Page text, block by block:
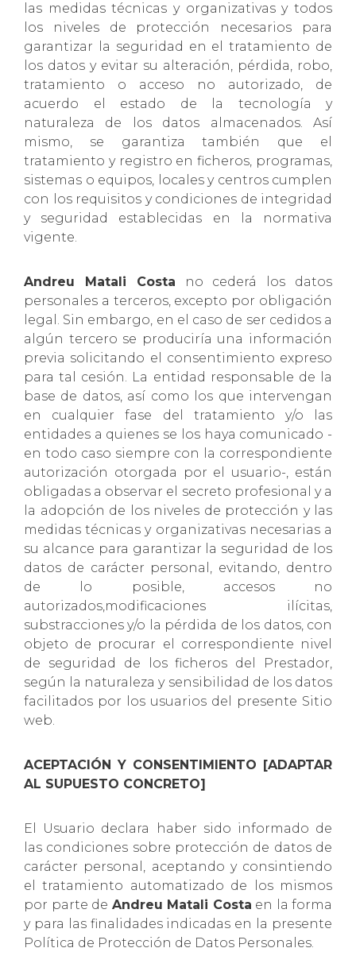
las medidas técnicas y organizativas y todos
los niveles de protección necesarios para
garantizar la seguridad en el tratamiento de
los datos y evitar su alteración, pérdida, robo,
tratamiento o acceso no autorizado, de
acuerdo el estado de la tecnología y
naturaleza de los datos almacenados. Así
mismo, se garantiza también que el
tratamiento y registro en ficheros, programas,
sistemas o equipos, locales y centros cumplen
con los requisitos y condiciones de integridad
y seguridad establecidas en la normativa
vigente.
Andreu Matali Costa no cederá los datos
personales a terceros, excepto por obligación
legal. Sin embargo, en el caso de ser cedidos a
algún tercero se produciría una información
previa solicitando el consentimiento expreso
para tal cesión. La entidad responsable de la
base de datos, así como los que intervengan
en cualquier fase del tratamiento y/o las
entidades a quienes se los haya comunicado -
en todo caso siempre con la correspondiente
autorización otorgada por el usuario-, están
obligadas a observar el secreto profesional y a
la adopción de los niveles de protección y las
medidas técnicas y organizativas necesarias a
su alcance para garantizar la seguridad de los
datos de carácter personal, evitando, dentro
de lo posible, accesos no
autorizados,modificaciones ilícitas,
substracciones y/o la pérdida de los datos, con
objeto de procurar el correspondiente nivel
de seguridad de los ficheros del Prestador,
según la naturaleza y sensibilidad de los datos
facilitados por los usuarios del presente Sitio
web.
ACEPTACIÓN Y CONSENTIMIENTO [ADAPTAR
AL SUPUESTO CONCRETO]
El Usuario declara haber sido informado de
las condiciones sobre protección de datos de
carácter personal, aceptando y consintiendo
el tratamiento automatizado de los mismos
por parte de Andreu Matali Costa en la forma
y para las finalidades indicadas en la presente
Política de Protección de Datos Personales.